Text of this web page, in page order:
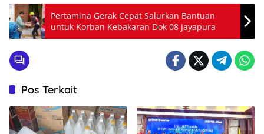
Pertamina Gerak Cepat Salurkan Bantuan
untuk Korban Kebakaran Dok 08 Jayapura
Pos Terkait